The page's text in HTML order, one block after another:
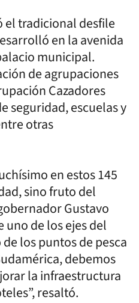
el tradicional desfile
en la avenida
municipal.
de agrupaciones
Cazadores
seguridad, escuelas y
otras
en estos 145
sino fruto del
Gustavo
de los ejes del
los puntos de pesca
debemos
la infraestructura
resaltó.